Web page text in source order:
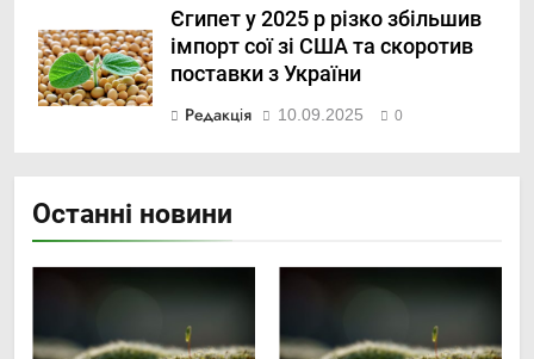
Єгипет у 2025 р різко збільшив
імпорт сої зі США та скоротив
поставки з України
Редакція 10.09.2025 0
Останні новини